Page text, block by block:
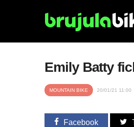
Emily Batty
MOUNTAIN BIKE 20/01/21 11:00
Facebook